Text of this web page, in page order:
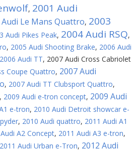
, 2001 Audi
Audi Le Mans Quattro, 2003
Audi Pikes Peak, 2004 Audi RSQ,
, 2005 Audi Shooting Brake, 2006 Audi
2006 Audi TT, 2007 Audi Cross Cabriolet
Coupe Quattro, 2007 Audi
, 2007 Audi TT Clubsport Quattro,
, 2009 Audi e-tron concept, 2009 Audi
e-tron, 2010 Audi Detroit showcar e-
, 2010 Audi quattro, 2011 Audi A1
A2 Concept, 2011 Audi A3 e-tron,
2011 Audi Urban e-Tron, 2012 Audi